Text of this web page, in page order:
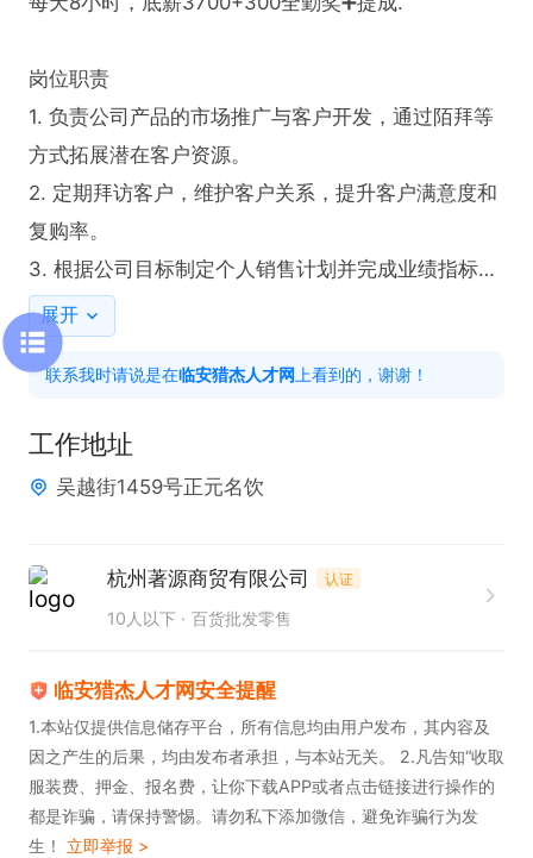
岗位职责
1. 负责公司产品的市场推广与客户开发，通过陌拜等
方式拓展潜在客户资源。
2. 定期拜访客户，维护客户关系，提升客户满意度和
复购率。
3. 根据公司目标制定个人销售计划并完成业绩指标。
岗位要求：
1、形象好，气质佳
3、有销售经验者优先考虑
4、有追求，有梦想，愿意创业者优先。
展开
联系我时请说是在临安猎杰人才网 上看到的，谢谢！
工作地址
吴越街1459号正元名饮
杭州著源商贸有限公司 认证
10人以下 百货批发零售
临安猎杰人才网安全提醒
1.本站仅提供信息储存平台，所有信息均由用户发布，其内容及
因之产生的后果，均由发布者承担，与本站无关。 2.凡告知“收取
服装费、押金、报名费，让你下载APP或者点击链接进行操作的
都是诈骗，请保持警惕。请勿私下添加微信，避免诈骗行为发
生！ 立即举报 >